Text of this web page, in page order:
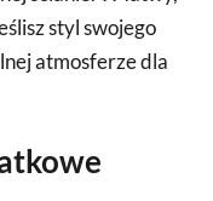
styl swojego
atmosferze dla